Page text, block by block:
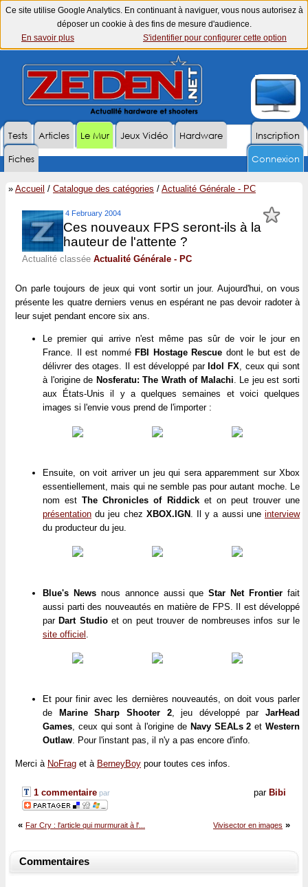
Ce site utilise Google Analytics. En continuant à naviguer, vous nous autorisez à
déposer un cookie à des fins de mesure d'audience.
En savoir plus
S'identifier pour configurer cette option
Inscription
Tests Articles Le Mur Jeux Vidéo
Hardware
Fiches
Connexion
» Accueil / Catalogue des catégories / Actualité Générale - PC
4 February 2004
Ces nouveaux FPS seront-ils à la
hauteur de l'attente ?
Actualité classée Actualité Générale - PC
On parle toujours de jeux qui vont sortir un jour. Aujourd'hui, on vous
présente les quatre derniers venus en espérant ne pas devoir radoter à
leur sujet pendant encore six ans.
Le premier qui arrive n'est même pas sûr de voir le jour en
France. Il est nommé FBI Hostage Rescue dont le but est de
délivrer des otages. Il est développé par Idol FX, ceux qui sont
à l'origine de Nosferatu: The Wrath of Malachi. Le jeu est sorti
aux États-Unis il y a quelques semaines et voici quelques
images si l'envie vous prend de l'importer :
Ensuite, on voit arriver un jeu qui sera apparemment sur Xbox
essentiellement, mais qui ne semble pas pour autant moche. Le
nom estThe Chronicles of Riddicket on peut trouver une
présentation du jeu chez XBOX.IGN . Il y a aussi uneinterview
du producteur du jeu.
Blue's Newsnous annonce aussi queStar Net Frontier fait
aussi parti des nouveautés en matière de FPS. Il est développé
parDart Studioet on peut trouver de nombreuses infos sur le
site officiel
Et pour finir avec les dernières nouveautés, on doit vous parler
de
Marine Sharp Shooter 2, jeu développé par JarHead
Games, ceux qui sont à l'origine de Navy SEALs 2 etWestern
Outlaw. Pour l'instant pas, il n'y a pas encore d'info.
Merci à NoFrag et à BerneyBoy pour toutes ces infos.
par Bibi
1 commentaire par
Vivisector en images »
« Far Cry : l'article qui murmurait à l'...
Commentaires